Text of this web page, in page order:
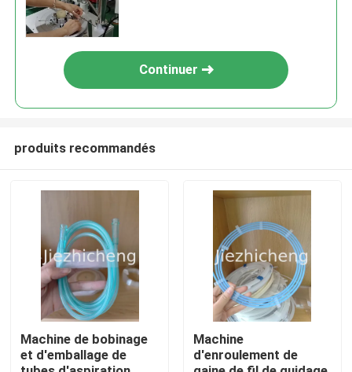
À la maison
Produits
Vidéos
Continuer
produits recommandés
Machine de bobinage
et d'emballage de
Machine
d'enroulement de